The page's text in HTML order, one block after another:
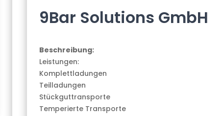
9Bar Solutions GmbH
Beschreibung:
Leistungen:
Komplettladungen
Teilladungen
Stückguttransporte
Temperierte Transporte